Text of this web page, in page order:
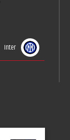
Inter